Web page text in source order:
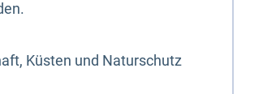
Küsten und Naturschutz